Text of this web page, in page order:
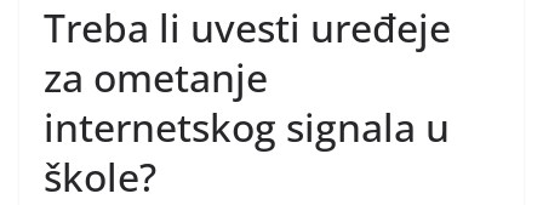
Treba li uvesti uređeje
za ometanje
internetskog signala u
škole?